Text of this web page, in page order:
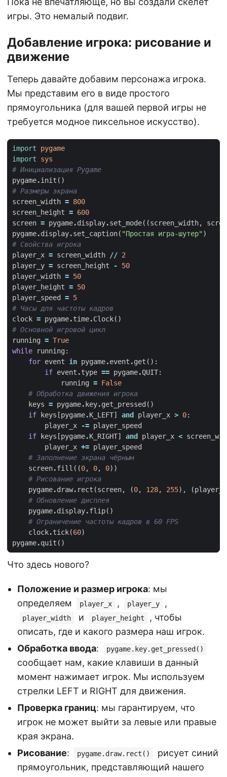
игры. Это немалый подвиг.
Добавление игрока: рисование и
движение
Теперь давайте добавим персонажа игрока.
Мы представим его в виде простого
прямоугольника (для вашей первой игры не
требуется модное пиксельное искусство).
import
pygame
import
sys
# Инициализация Pygame
pygame.init ()
# Размеры экрана
screen_width = 800
screen_height = 600
screen = pygame.display.set_mode((screen_width,
pygame.display.set_caption( "Простая игра-шутер")
# Свойства игрока
player_x = screen_width // 2
player_y = screen_height -
50
player_width = 50
player_height = 50
player_speed
= 5
# Часы для частоты кадров
clock = pygame.time.Clock()
# Основной игровой цикл
running = True
while
running :
for event in pygame.event .get ():
if event .type == pygame.QUIT:
running = False
# Обработка движения игрока
keys = pygame. key.get_pressed ()
if
keys [pygame.K_LEFT] and player_x > 0:
player_x
-= player_speed
if
keys [pygame.K_RIGHT] and player_x <
player_x += player_speed
# Заполнение экрана чёрным
screen.fill ((0, 0, 0))
# Рисование игрока
pygame.draw. rect (screen, (0, 128, 255), (player_x
# Обновление дисплея
pygame.display.flip()
# Ограничение частоты кадров в 60 FPS
clock.tick(60)
pygame.quit ()
Что здесь нового?
Положение и размер игрока: мы
определяем
player_x , player_y ,
player_width и player_height
, чтобы
описать, где и какого размера наш игрок.
Обработка ввода: pygame.key.get_pressed()
сообщает нам, какие клавиши в данный
момент нажимает игрок. Мы используем
стрелки LEFT и RIGHT для движения.
Проверка границ: мы гарантируем, что
игрок не может выйти за левые или правые
края экрана.
Рисование: pygame.draw.rect()
рисует синий
прямоугольник, представляющий нашего